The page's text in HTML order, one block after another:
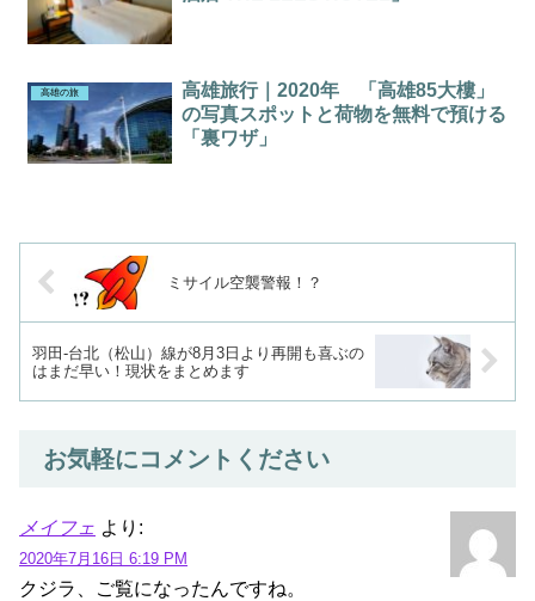
高雄の旅
高雄旅行｜2020年 「高雄85大樓」
の写真スポットと荷物を無料で預ける
「裏ワザ」
ミサイル空襲警報！？
羽田-台北（松山）線が8月3日より再開も喜ぶの
はまだ早い！現状をまとめます
お気軽にコメントください
メイフェ より:
2020年7月16日 6:19 PM
クジラ、ご覧になったんですね。